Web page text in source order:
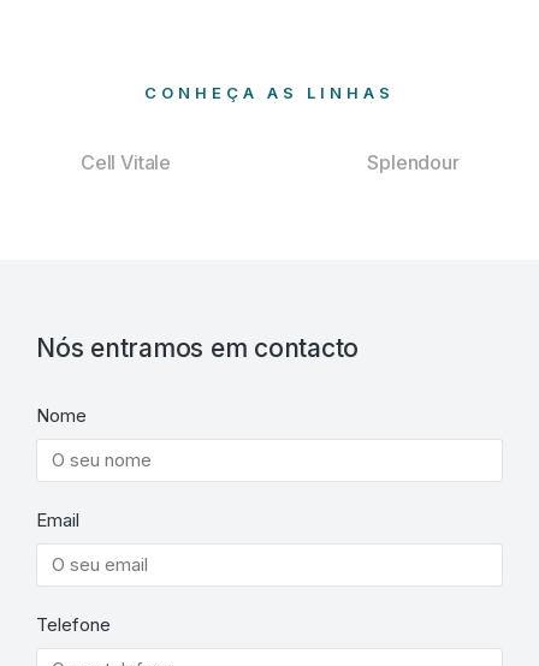
CONHEÇA AS LINHAS
Cell Vitale Splendour
Nós entramos em contacto
Nome
Email
Telefone